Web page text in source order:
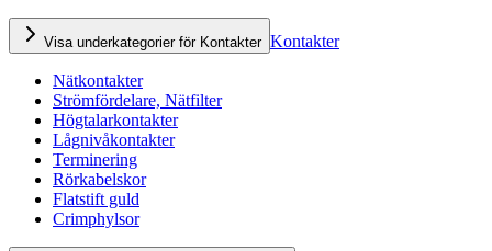
Visa underkategorier för Kontakter Kontakter
Nätkontakter
Strömfördelare, Nätfilter
Högtalarkontakter
Lågnivåkontakter
Terminering
Rörkabelskor
Flatstift guld
Crimphylsor